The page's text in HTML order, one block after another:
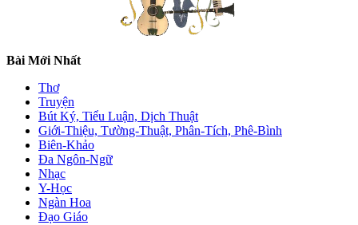
Bài Mới Nhất
Thơ
Truyện
Bút Ký, Tiểu Luận, Dịch Thuật
Giới-Thiệu, Tường-Thuật, Phân-Tích, Phê-Bình
Biên-Khảo
Đa Ngôn-Ngữ
Nhạc
Y-Học
Ngàn Hoa
Đạo Giáo